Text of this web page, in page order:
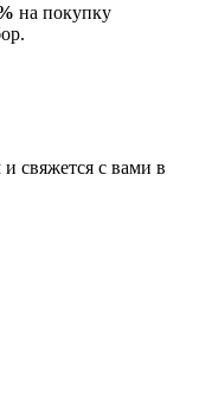
на покупку
свяжется с вами в